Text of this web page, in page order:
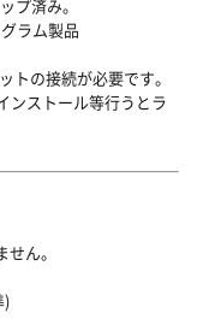
プ済み。
ラム製品
の接続が必要です。
ンストール等行うとラ
ん。
)